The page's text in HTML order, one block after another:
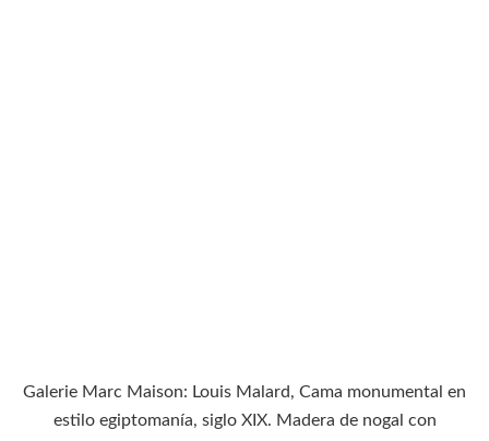
Galerie Marc Maison: Louis Malard, Cama monumental en
estilo egiptomanía, siglo XIX. Madera de nogal con